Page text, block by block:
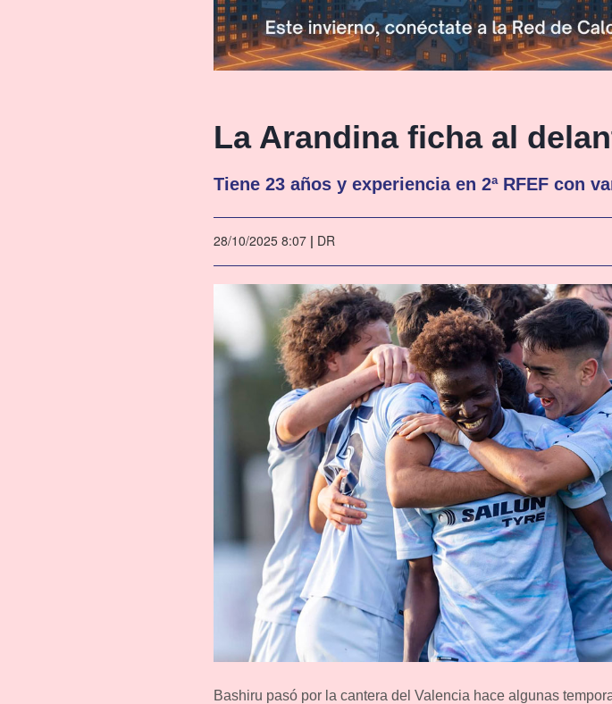
La Arandina ficha al
Tiene 23 años y experiencia en 2ª RFEF con
28/10/2025 8:07 | DR
Bashiru pasó por la cantera del Valencia hace algunas